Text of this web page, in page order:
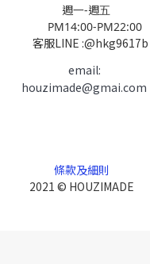
週一-週五
PM14:00-PM22:00
客服LINE :@hkg9617b
email:
houzimade@gmai.com
條款及細則
2021 © HOUZIMADE